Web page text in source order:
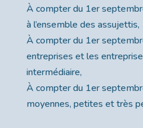
À compter du 1er
à l’ensemble des assujettis,
À compter du 1er
entreprises et les
intermédiaire,
À compter du 1er
moyennes, petites et très